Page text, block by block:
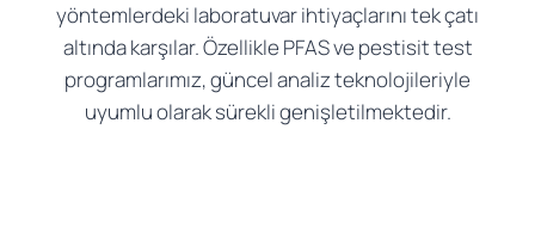
yöntemlerdeki laboratuvar ihtiyaçlarını tek çatı
altında karşılar. Özellikle PFAS ve pestisit test
programlarımız, güncel analiz teknolojileriyle
uyumlu olarak sürekli genişletilmektedir.